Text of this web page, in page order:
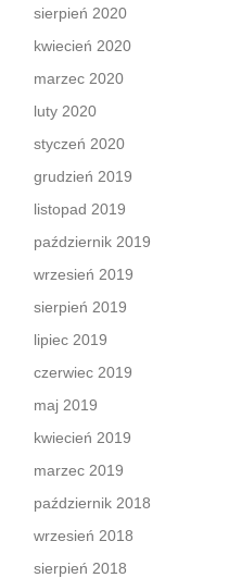
sierpień 2020
kwiecień 2020
marzec 2020
luty 2020
styczeń 2020
grudzień 2019
listopad 2019
październik 2019
wrzesień 2019
sierpień 2019
lipiec 2019
czerwiec 2019
maj 2019
kwiecień 2019
marzec 2019
październik 2018
wrzesień 2018
sierpień 2018